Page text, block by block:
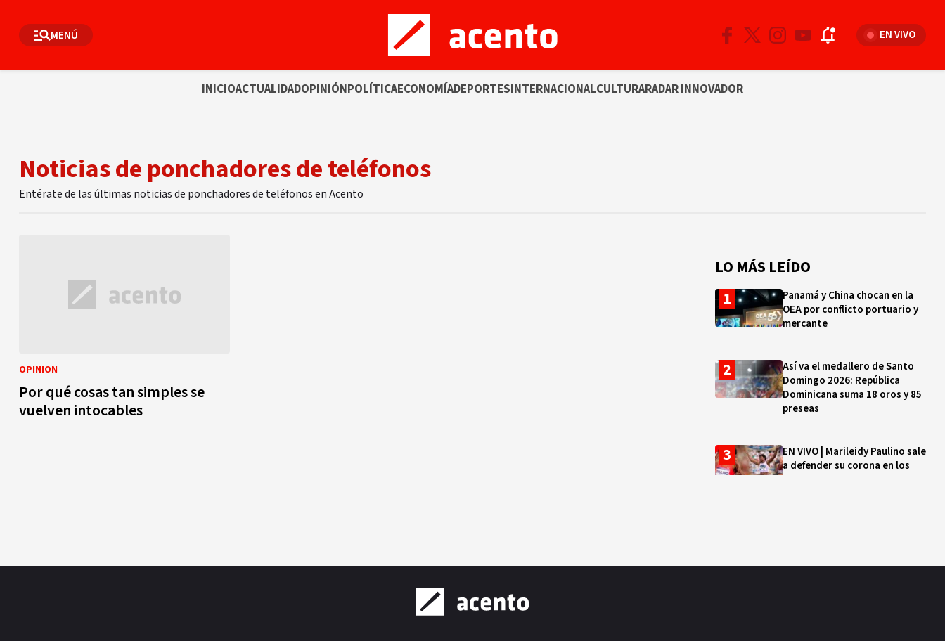
MENÚ EN VIVO
INICIOACTUALIDADOPINIÓNPOLÍTICAECONOMÍADEPORTESINTERNACIONALCULTURARADAR INNOVADOR
Noticias de ponchadores de teléfonos
Entérate de las últimas noticias de ponchadores de teléfonos en Acento
OPINIÓN
Por qué cosas tan simples se
vuelven intocables
LO MÁS LEÍDO
Panamá y China chocan en la
OEA por conflicto portuario y
mercante
Así va el medallero de Santo
Domingo 2026: República
Dominicana suma 18 oros y 85
preseas
EN VIVO | Marileidy Paulino sale
a defender su corona en los
puedes cobrar